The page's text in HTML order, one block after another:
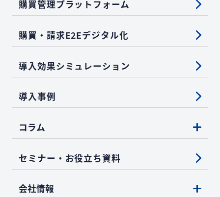
購買管理プラットフォーム
購買・請求E2Eデジタル化
導入効果シミュレーション
導入事例
コラム
セミナー・お役立ち資料
会社情報